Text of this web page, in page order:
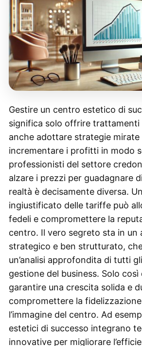
Gestire un centro estetico di
significa solo offrire trattamenti
anche adottare strategie mirate
incrementare i profitti in modo
professionisti del settore
alzare i prezzi per guadagnare
realtà è decisamente diversa.
ingiustificato delle tariffe può
fedeli e compromettere la
centro. Il vero segreto sta in un
strategico e ben strutturato,
un’analisi approfondita di tutti
gestione del business. Solo così
garantire una crescita solida e
compromettere la
l’immagine del centro. Ad
estetici di successo integrano
innovative per migliorare